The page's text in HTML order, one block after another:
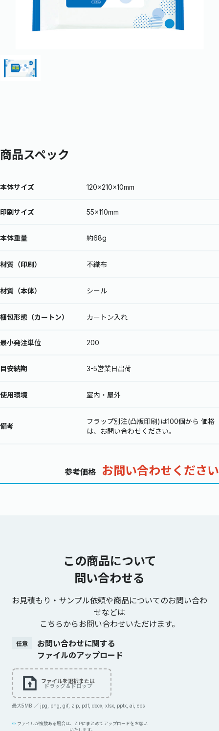
商品スペック
本体サイズ 120×210×10mm
印刷サイズ 55×110mm
本体重量 約68g
材質（印刷） 不織布
材質（本体） シール
梱包形態（カートン） カートン入れ
最小発注単位 200
目安納期 3-5営業日出荷
使用環境 室内・屋外
備考
フラップ別注(凸版印刷)は100個から 価格
は、お問い合わせください。
参考価格 お問い合わせください
この商品について
問い合わせる
お見積もり・サンプル依頼や商品についてのお問い合わ
せなどは
こちらからお問い合わせいただけます。
任意
お問い合わせに関する
ファイルのアップロード
ファイルを選択または
ドラッグ＆ドロップ
最大5MB ／ jpg, png, gif, zip, pdf, docx, xlsx, pptx, ai, eps
ファイルが複数ある場合は、ZIPにまとめてアップロードをお願い
いたします。